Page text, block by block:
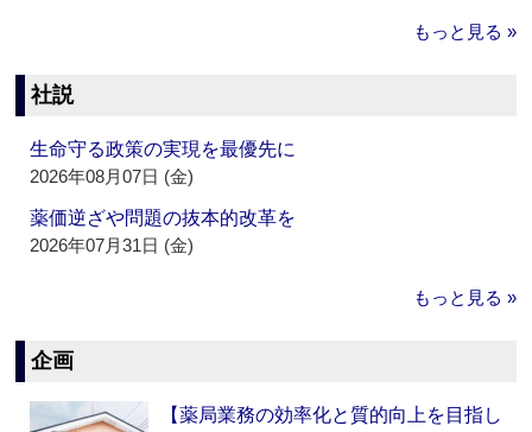
もっと見る »
社説
生命守る政策の実現を最優先に
2026年08月07日 (金)
薬価逆ざや問題の抜本的改革を
2026年07月31日 (金)
もっと見る »
企画
【薬局業務の効率化と質的向上を目指し